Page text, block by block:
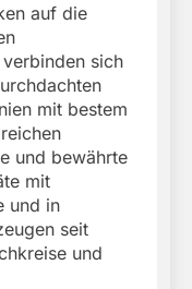
auf die
sich
mit bestem
und bewährte
mit
und in
seit
und